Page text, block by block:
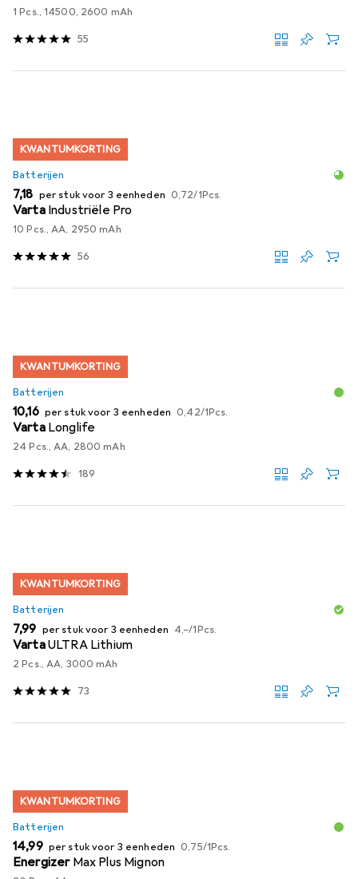
1 Pcs., 14500, 2600 mAh
55
KWANTUMKORTING
Batterijen
EUR
7,18 per stuk voor 3 eenheden EUR
0,72/1Pcs.
Varta Industriële Pro
10 Pcs., AA, 2950 mAh
56
KWANTUMKORTING
Batterijen
EUR
10,16 per stuk voor 3 eenheden EUR
0,42/1Pcs.
Varta Longlife
24 Pcs., AA, 2800 mAh
189
KWANTUMKORTING
Batterijen
EUR
7,99 per stuk voor 3 eenheden EUR
4,–/1Pcs.
VartaULTRA Lithium
2 Pcs., AA, 3000 mAh
73
KWANTUMKORTING
Batterijen
EUR
14,99 per stuk voor 3 eenheden EUR
0,75/1Pcs.
Energizer Max Plus Mignon